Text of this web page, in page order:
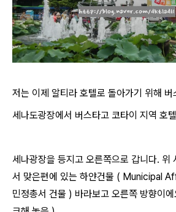
저는 이제 알티라 호텔로 돌아가기 위해 버
세나도광장에서 버스타고 코타이 지역 호
세나광장을 등지고 오른쪽으로 갑니다. 위
서 맞은편에 있는 하얀건물 ( Municipal
민정총서 건물 ) 바라보고 오른쪽 방향이